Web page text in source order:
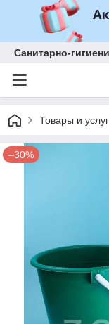
Санитарно-
Товары и
–30%